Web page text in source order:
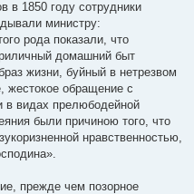
в 1850 году сотрудники
министру:
рода показали, что
домашний быт
жизни, буйный в нетрезвом
жестокое обращение с
в видах прелюбодейной
были причиною того, что
нравственностью,
прежде чем позорное